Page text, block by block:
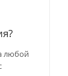
любой